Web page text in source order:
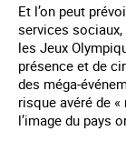
Et l’on peut
services
les Jeux
présence et de
des méga-
risque avéré de
l’image du pays